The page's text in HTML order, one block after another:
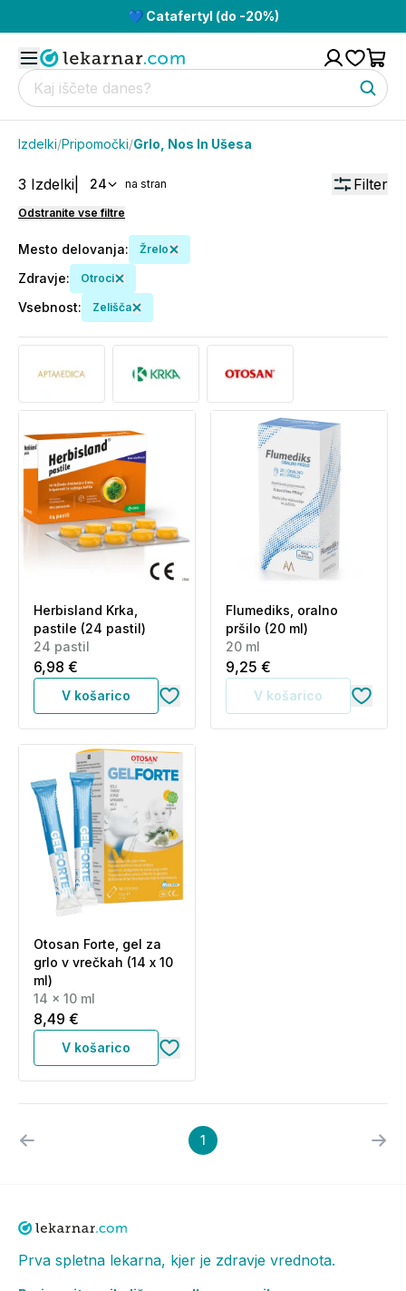
💙 Catafertyl (do -20%)
Izdelki/Pripomočki/Grlo, Nos In Ušesa
3 Izdelki 24 na stran Filter
Odstranite vse filtre
Mesto delovanja: Žrelo
Zdravje: Otroci
Vsebnost: Zelišča
Herbisland Krka,
pastile (24 pastil)
24 pastil
6,98 €
V košarico
Flumediks, oralno
pršilo (20 ml)
20 ml
9,25 €
V košarico
Otosan Forte, gel za
grlo v vrečkah (14 x 10
ml)
14 x 10 ml
8,49 €
V košarico
1
Prva spletna lekarna, kjer je zdravje vrednota.